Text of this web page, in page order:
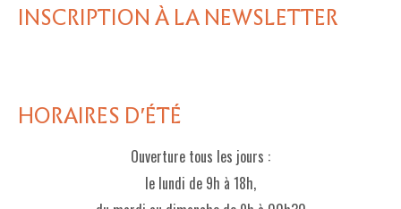
INSCRIPTION À LA NEWSLETTER
HORAIRES D'ÉTÉ
Ouverture tous les jours :
le lundi de 9h à 18h,